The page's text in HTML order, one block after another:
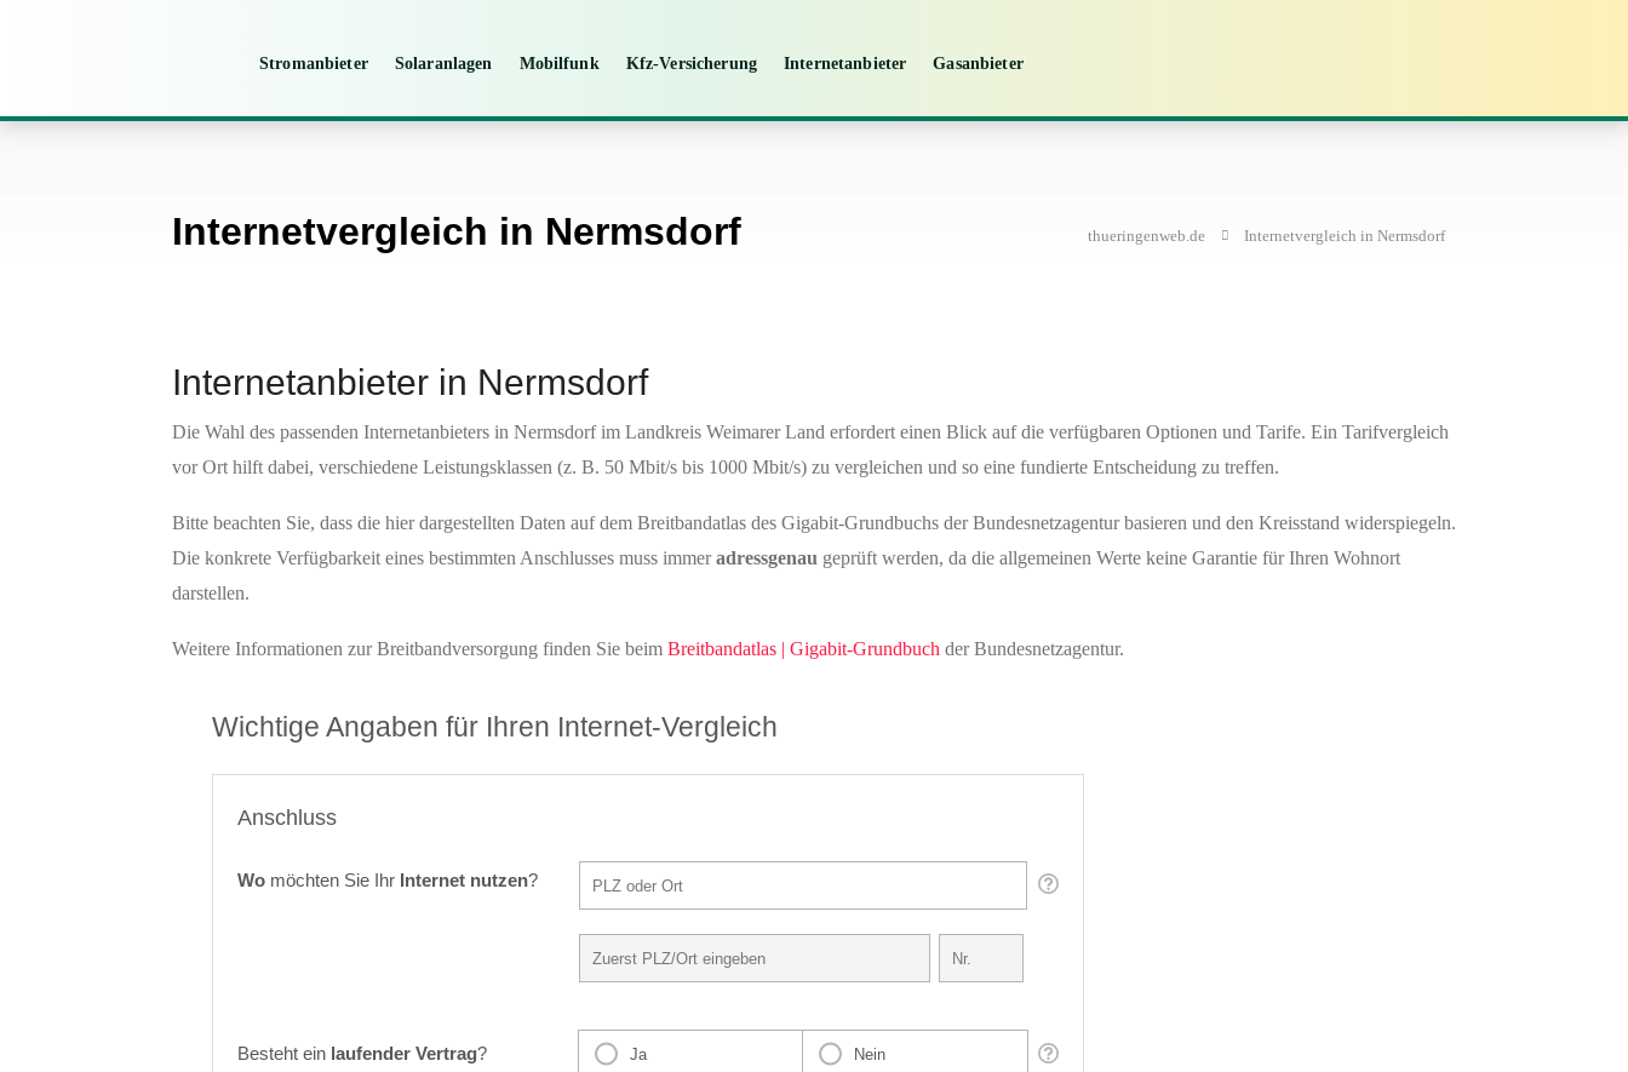
Stromanbieter Solaranlagen Mobilfunk Kfz-Versicherung Internetanbieter Gasanbieter
Internetvergleich in Nermsdorf thueringenweb.de Internetvergleich in Nermsdorf
Internetanbieter in Nermsdorf
Die Wahl des passenden Internetanbieters in Nermsdorf im Landkreis Weimarer Land erfordert einen Blick auf die verfügbaren Optionen und Tarife. Ein Tarifvergleich
vor Ort hilft dabei, verschiedene Leistungsklassen (z. B. 50 Mbit/s bis 1000 Mbit/s) zu vergleichen und so eine fundierte Entscheidung zu treffen.
Bitte beachten Sie, dass die hier dargestellten Daten auf dem Breitbandatlas des Gigabit-Grundbuchs der Bundesnetzagentur basieren und den Kreisstand widerspiegeln.
Die konkrete Verfügbarkeit eines bestimmten Anschlusses muss immeradressgenau geprüft werden, da die allgemeinen Werte keine Garantie für Ihren Wohnort
darstellen.
Weitere Informationen zur Breitbandversorgung finden Sie beim Breitbandatlas | Gigabit-Grundbuch der Bundesnetzagentur.